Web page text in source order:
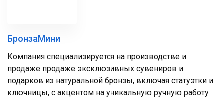
БронзаМини
Компания специализируется на производстве и
продаже продаже эксклюзивных сувениров и
подарков из натуральной бронзы, включая статуэтки и
ключницы, с акцентом на уникальную ручную работу